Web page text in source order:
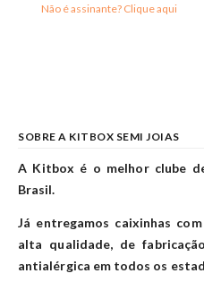
Não é assinante? Clique aqui
SOBRE A KITBOX SEMI JOIAS
A Kitbox é o melhor clube
Brasil.
Já entregamos caixinhas
alta qualidade, de
antialérgica em todos os